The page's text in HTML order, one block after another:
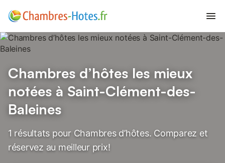
Chambres d’hôtes les mieux
notées à Saint-Clément-des-
Baleines
1 résultats pour Chambres d’hôtes. Comparez et
réservez au meilleur prix!